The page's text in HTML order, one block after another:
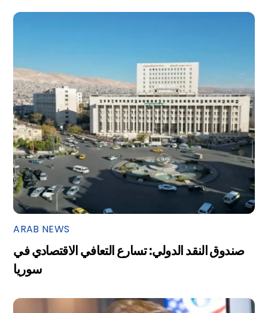
ARAB NEWS
صندوق النقد الدولي: تسارع التعافي الاقتصادي في
سوريا